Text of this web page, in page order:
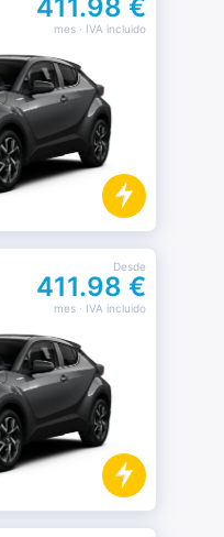
411.98 €
mes· IVA incluido
Desde
411.98 €
mes· IVA incluido